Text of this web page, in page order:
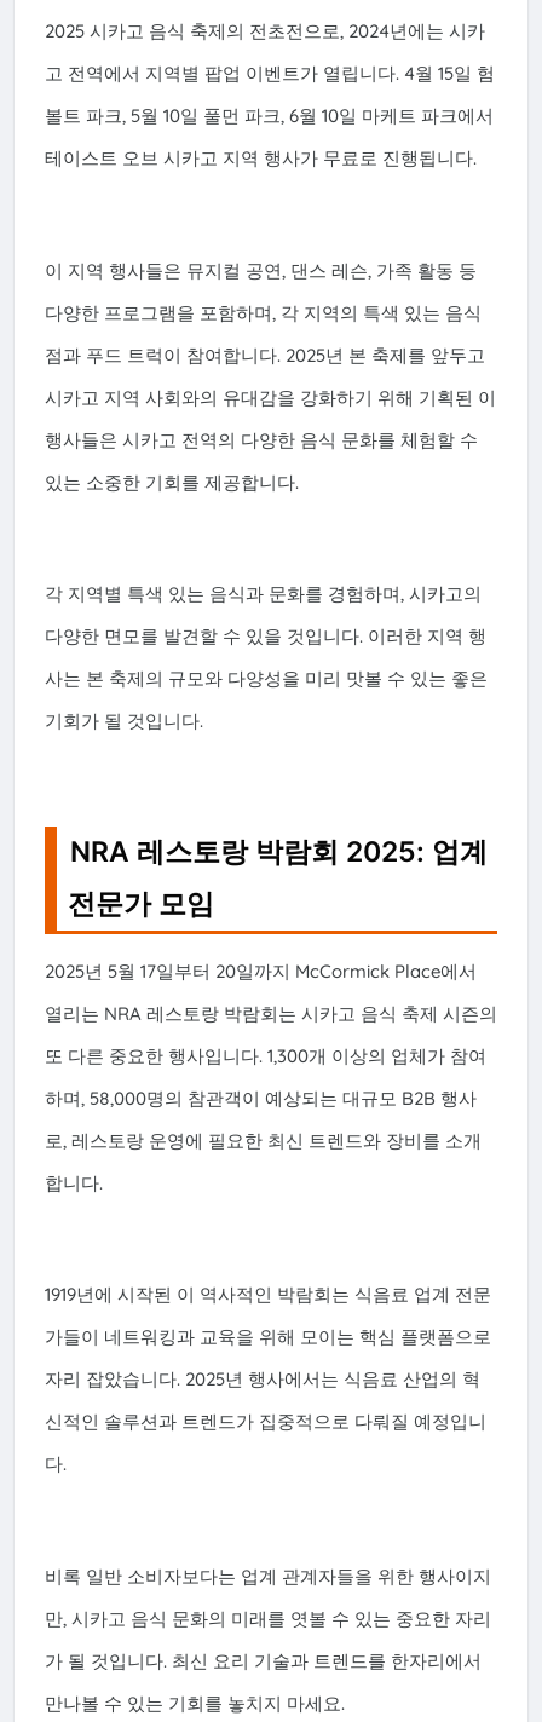
2025 시카고 음식 축제의 전초전으로, 2024년에는 시카
고 전역에서 지역별 팝업 이벤트가 열립니다. 4월 15일 험
볼트 파크, 5월 10일 풀먼 파크, 6월 10일 마케트 파크에서
테이스트 오브 시카고 지역 행사가 무료로 진행됩니다.
이 지역 행사들은 뮤지컬 공연, 댄스 레슨, 가족 활동 등
다양한 프로그램을 포함하며, 각 지역의 특색 있는 음식
점과 푸드 트럭이 참여합니다. 2025년 본 축제를 앞두고
시카고 지역 사회와의 유대감을 강화하기 위해 기획된 이
행사들은 시카고 전역의 다양한 음식 문화를 체험할 수
있는 소중한 기회를 제공합니다.
각 지역별 특색 있는 음식과 문화를 경험하며, 시카고의
다양한 면모를 발견할 수 있을 것입니다. 이러한 지역 행
사는 본 축제의 규모와 다양성을 미리 맛볼 수 있는 좋은
기회가 될 것입니다.
NRA 레스토랑 박람회 2025: 업계
전문가 모임
2025년 5월 17일부터 20일까지 McCormick Place에서
열리는 NRA 레스토랑 박람회는 시카고 음식 축제 시즌의
또 다른 중요한 행사입니다. 1,300개 이상의 업체가 참여
하며, 58,000명의 참관객이 예상되는 대규모 B2B 행사
로, 레스토랑 운영에 필요한 최신 트렌드와 장비를 소개
합니다.
1919년에 시작된 이 역사적인 박람회는 식음료 업계 전문
가들이 네트워킹과 교육을 위해 모이는 핵심 플랫폼으로
자리 잡았습니다. 2025년 행사에서는 식음료 산업의 혁
신적인 솔루션과 트렌드가 집중적으로 다뤄질 예정입니
다.
비록 일반 소비자보다는 업계 관계자들을 위한 행사이지
만, 시카고 음식 문화의 미래를 엿볼 수 있는 중요한 자리
가 될 것입니다. 최신 요리 기술과 트렌드를 한자리에서
만나볼 수 있는 기회를 놓치지 마세요.